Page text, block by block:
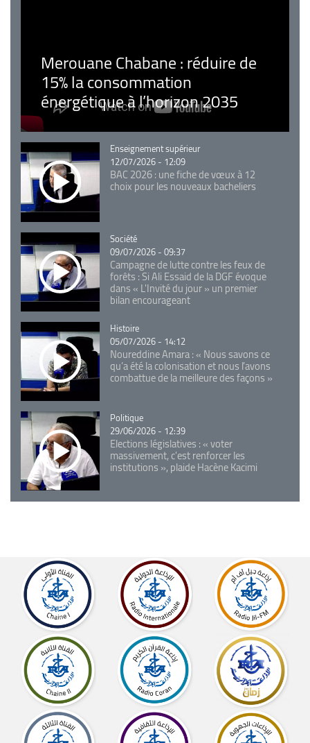
Merouane Chabane : réduire de
15% la consommation
énergétique à l’horizon 2035
Catégorie
Enseignement supérieur
12/07/2026 - 12:09
BAC 2026 : une fiche de vœux à 12
choix pour les nouveaux bacheliers
Catégorie
Société
09/07/2026 - 09:37
Campagne de lutte contre les feux de
forêts : Si Ali Essaid de la DGF évoque
dans « L'Invité du jour » un premier
bilan encourageant
Catégorie
Histoire
05/07/2026 - 14:12
Noureddine Amara : « Nous savons ce
qu’a été la colonisation et nous l’avons
combattue de la meilleure des façons »
Catégorie
Politique
29/06/2026 - 12:39
Elections législatives : « voter
massivement, c'est renforcer les
institutions », plaide Hacène Kacimi